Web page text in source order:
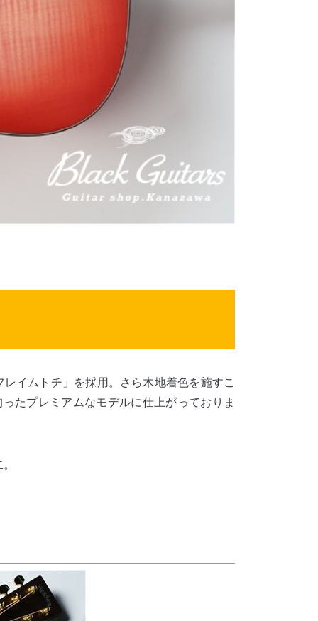
イムトチ」を採用。さら木地着色を施すこ
たプレミアムなモデルに仕上がっておりま